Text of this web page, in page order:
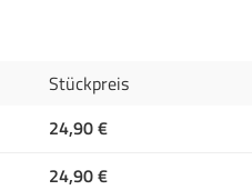
Stückpreis
24,90 €
24,90 €